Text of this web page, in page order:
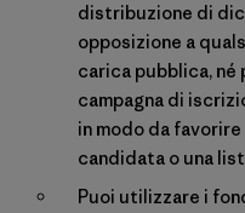
distribuzione di
opposizione a
carica pubblica,
campagna di
in modo da
candidata o una
Puoi utilizzare i